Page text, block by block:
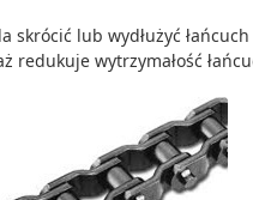
lub wydłużyć
wytrzymałość